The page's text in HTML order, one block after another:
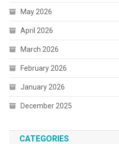
May 2026
April 2026
March 2026
February 2026
January 2026
December 2025
CATEGORIES